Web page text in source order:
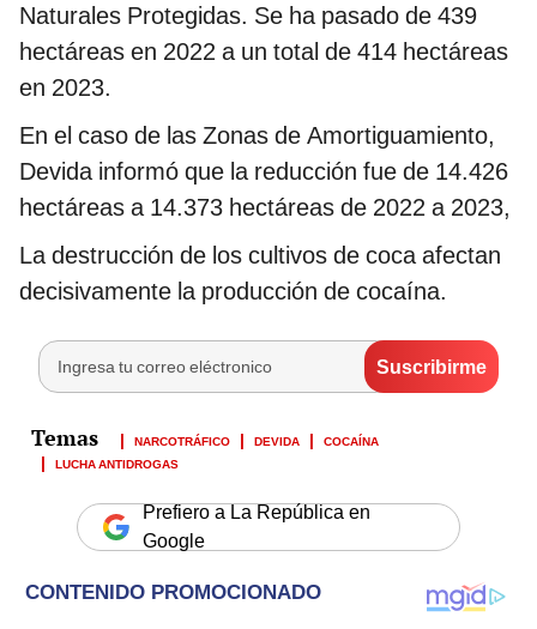
Naturales Protegidas. Se ha pasado de 439
hectáreas en 2022 a un total de 414 hectáreas
en 2023.
En el caso de las Zonas de Amortiguamiento,
Devida informó que la reducción fue de 14.426
hectáreas a 14.373 hectáreas de 2022 a 2023,
La destrucción de los cultivos de coca afectan
decisivamente la producción de cocaína.
NARCOTRÁFICO DEVIDA
COCAÍNA
LUCHA ANTIDROGAS
Prefiero a La República en
Google